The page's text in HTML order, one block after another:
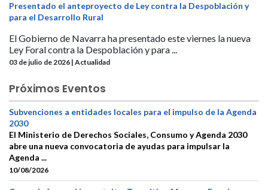
Presentado el anteproyecto de Ley contra la Despoblación y
para el Desarrollo Rural
El Gobierno de Navarra ha presentado este viernes la nueva
Ley Foral contra la Despoblación y para ...
03 de julio de 2026 | Actualidad
Próximos Eventos
Subvenciones a entidades locales para el impulso de la Agenda
2030
El Ministerio de Derechos Sociales, Consumo y Agenda 2030
abre una nueva convocatoria de ayudas para impulsar la
Agenda ...
10/08/2026